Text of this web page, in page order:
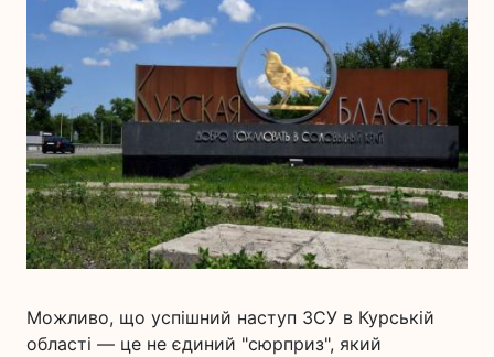
Можливо, що успішний наступ ЗСУ в Курській
області — це не єдиний "сюрприз", який